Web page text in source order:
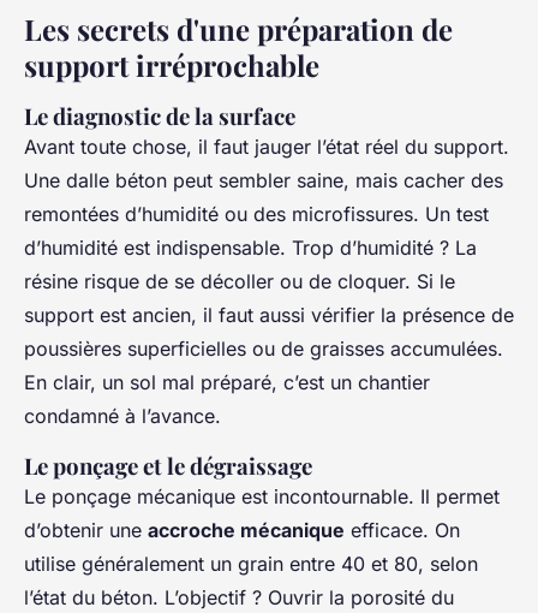
Les secrets d'une préparation de
support irréprochable
Le diagnostic de la surface
Avant toute chose, il faut jauger l’état réel du support.
Une dalle béton peut sembler saine, mais cacher des
remontées d’humidité ou des microfissures. Un test
d’humidité est indispensable. Trop d’humidité ? La
résine risque de se décoller ou de cloquer. Si le
support est ancien, il faut aussi vérifier la présence de
poussières superficielles ou de graisses accumulées.
En clair, un sol mal préparé, c’est un chantier
condamné à l’avance.
Le ponçage et le dégraissage
Le ponçage mécanique est incontournable. Il permet
d’obtenir une accroche mécanique efficace. On
utilise généralement un grain entre 40 et 80, selon
l’état du béton. L’objectif ? Ouvrir la porosité du